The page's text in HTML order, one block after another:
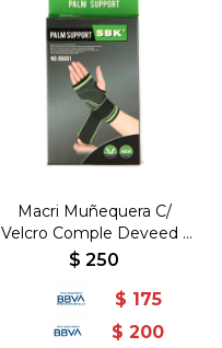
Macri Muñequera C/
Velcro Comple Deveed -
Negro
$ 250
$ 175
$ 200